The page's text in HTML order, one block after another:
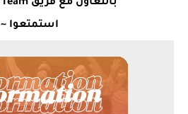
بالتعاون مع فريق Honey Bees Team
استمتعوا ~